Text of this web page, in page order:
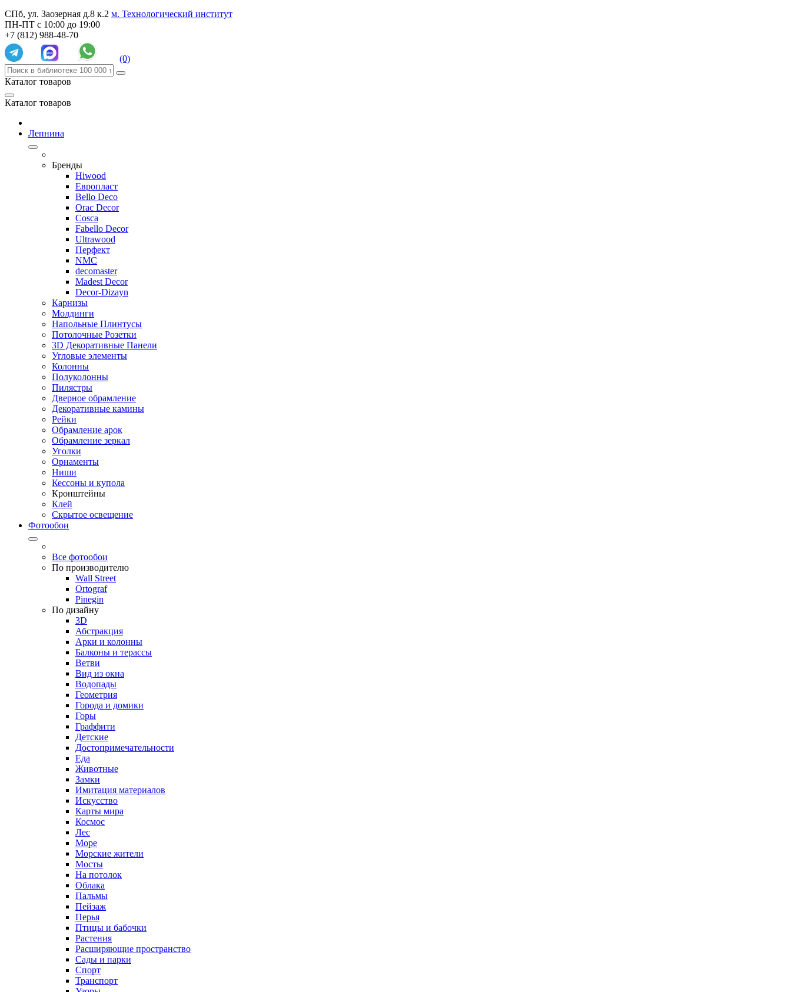
СПб, ул. Заозерная д.8 к.2 м. Технологический институт
ПН-ПТ с 10:00 до 19:00
+7 (812) 988-48-70
(0)
Каталог товаров
Каталог товаров
Лепнина
Бренды
Hiwood
Европласт
Bello Deco
Orac Decor
Cosca
Fabello Decor
Ultrawood
Перфект
NMC
decomaster
Madest Decor
Decor-Dizayn
Карнизы
Молдинги
Напольные Плинтусы
Потолочные Розетки
3D Декоративные Панели
Угловые элементы
Колонны
Полуколонны
Пилястры
Дверное обрамление
Декоративные камины
Рейки
Обрамление арок
Обрамление зеркал
Уголки
Орнаменты
Ниши
Кессоны и купола
Кронштейны
Клей
Скрытое освещение
Фотообои
Все фотообои
По производителю
Wall Street
Ortograf
Pinegin
По дизайну
3D
Абстракция
Арки и колонны
Балконы и терассы
Ветви
Вид из окна
Водопады
Геометрия
Города и домики
Горы
Граффити
Детские
Достопримечательности
Еда
Животные
Замки
Имитация материалов
Искусство
Карты мира
Космос
Лес
Море
Морские жители
Мосты
На потолок
Облака
Пальмы
Пейзаж
Перья
Птицы и бабочки
Растения
Расширяющие пространство
Сады и парки
Спорт
Транспорт